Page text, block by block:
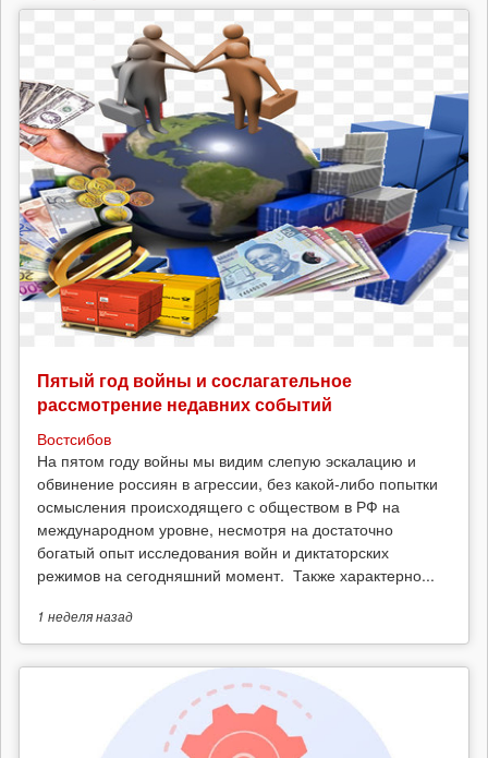
Пятый год войны и сослагательное
рассмотрение недавних событий
Востсибов
На пятом году войны мы видим слепую эскалацию и
обвинение россиян в агрессии, без какой-либо попытки
осмысления происходящего с обществом в РФ на
международном уровне, несмотря на достаточно
богатый опыт исследования войн и диктаторских
режимов на сегодняшний момент. Также характерно...
1 неделяназад